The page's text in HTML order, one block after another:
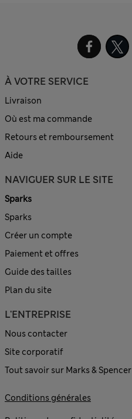
À VOTRE SERVICE
Livraison
Où est ma commande
Retours et remboursement
Aide
NAVIGUER SUR LE SITE
Sparks
Sparks
Créer un compte
Paiement et offres
Guide des tailles
Plan du site
L'ENTREPRISE
Nous contacter
Site corporatif
Tout savoir sur Marks & Spencer
Conditions générales